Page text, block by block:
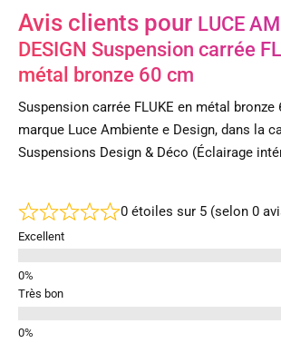
Avis clients pour LUCE
DESIGN Suspension carrée
métal bronze 60 cm
Suspension carrée FLUKE en métal bronze
marque Luce Ambiente e Design, dans la
Suspensions Design & Déco (Éclairage
0 étoiles sur 5 (selon 0
Excellent
Très bon